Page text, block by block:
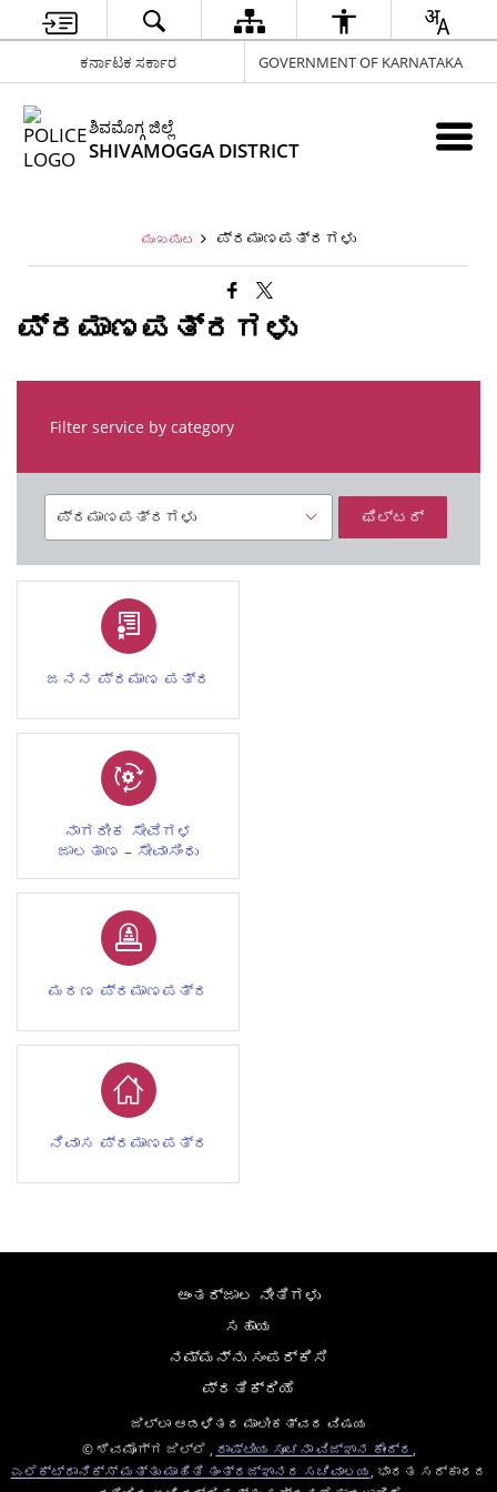
ಕರ್ನಾಟಕ ಸರ್ಕಾರ GOVERNMENT OF KARNATAKA
ಶಿವಮೊಗ್ಗ ಜಿಲ್ಲೆ
SHIVAMOGGA DISTRICT
ಮುಖಪುಟ ಪ್ರಮಾಣಪತ್ರಗಳು
ಪ್ರಮಾಣಪತ್ರಗಳು
Filter service by category
ಫಿಲ್ಟರ್
ಜನನ ಪ್ರಮಾಣ ಪತ್ರ
ನಾಗರೀಕ ಸೇವೆಗಳ
ಜಾಲತಾಣ – ಸೇವಾಸಿಂಧು
ಮರಣ ಪ್ರಮಾಣಪತ್ರ
ನಿವಾಸ ಪ್ರಮಾಣಪತ್ರ
ಅಂತರ್ಜಾಲ ನೀತಿಗಳು
ಸಹಾಯ
ನಮ್ಮನ್ನು ಸಂಪರ್ಕಿಸಿ
ಪ್ರತಿಕ್ರಿಯೆ
ಜಿಲ್ಲಾ ಆಡಳಿತದ ಮಾಲೀಕತ್ವದ ವಿಷಯ
© ಶಿವಮೊಗ್ಗ ಜಿಲ್ಲೆ ,
ರಾಷ್ಟೀಯ ಸೂಚನಾ ವಿಜ್ಞಾನ ಕೇಂದ್ರ
ಎಲೆಕ್ಟ್ರಾನಿಕ್ಸ್ ಮತ್ತು ಮಾಹಿತಿ ತಂತ್ರಜ್ಞಾನದ ಸಚಿವಾಲಯ , ಭಾರತ ಸರ್ಕಾರದ